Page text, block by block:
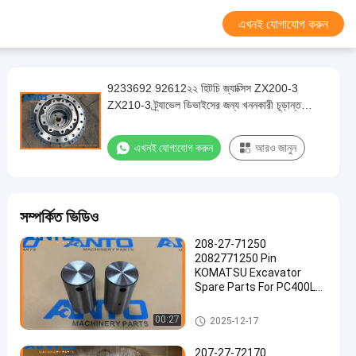
এখনই যোগাযোগ করুন
9233692 92612২২ হিটচি জ্যাক্সিস ZX200-3
ZX210-3 ট্র্যাভেল ডিভাইসের জন্য খননকারী চূড়ান্ত
এখনই যোগাযোগ করুন আরও জানুন
সম্পর্কিত ভিডিও
00:27
208-27-71250
2082771250 Pin
KOMATSU Excavator
Spare Parts For PC400LC-
খননকারী চূড়ান্ত ড্রাইভ
2025-12-17
207-27-72170